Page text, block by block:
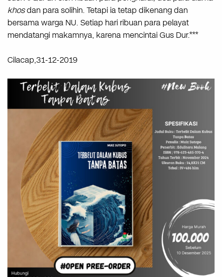
khosdan para solihin. Tetapi ia tetap dikenang dan
bersama warga NU. Setiap hari ribuan para pelayat
mendatangi makamnya, karena mencintai Gus Dur.***
Cilacap,31-12-2019